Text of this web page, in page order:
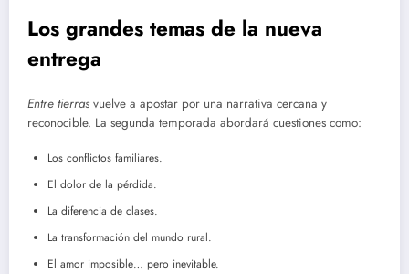
Los grandes temas de la nueva
entrega
Entre tierras vuelve a apostar por una narrativa cercana y
reconocible. La segunda temporada abordará cuestiones como:
Los conflictos familiares.
El dolor de la pérdida.
La diferencia de clases.
La transformación del mundo rural.
El amor imposible… pero inevitable.